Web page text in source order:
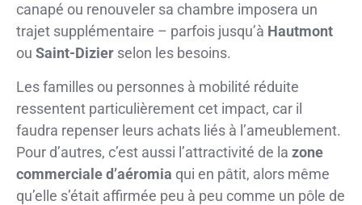
canapé ou renouveler sa chambre imposera un
trajet supplémentaire – parfois jusqu’à Hautmont
ou Saint-Dizier selon les besoins.
Les familles ou personnes à mobilité réduite
ressentent particulièrement cet impact, car il
faudra repenser leurs achats liés à l’ameublement.
Pour d’autres, c’est aussi l’attractivité de la zone
commerciale d’aéromia qui en pâtit, alors même
qu’elle s’était affirmée peu à peu comme un pôle de